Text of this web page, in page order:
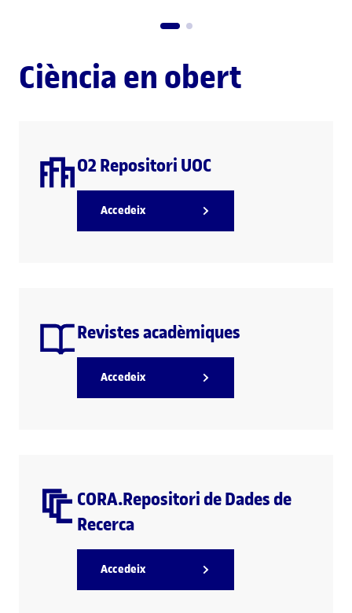
Ciència en obert
O2 Repositori UOC
Accedeix
Revistes acadèmiques
Accedeix
CORA.Repositori de Dades de
Recerca
Accedeix